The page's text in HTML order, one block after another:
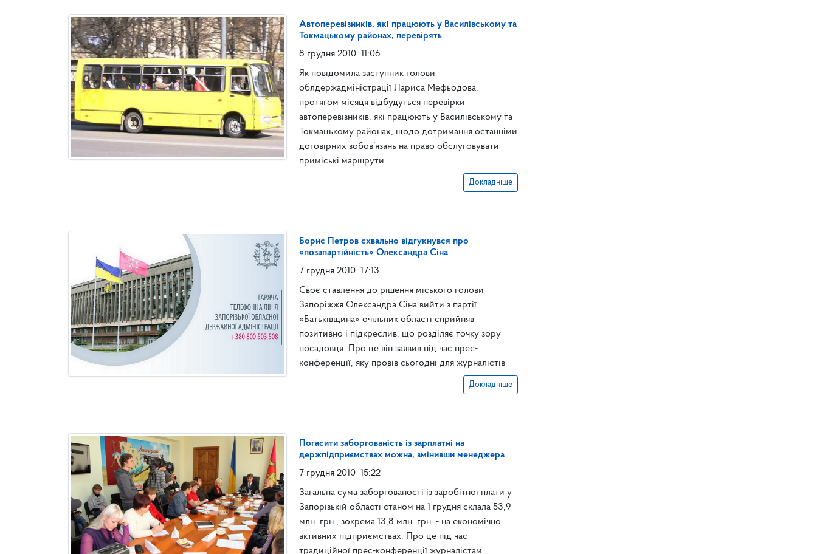
Автоперевізників, які працюють у Василівському та
Токмацькому районах, перевірять
8 грудня 2010 11:06
Як повідомила заступник голови
облдержадміністрації Лариса Мефьодова,
протягом місяця відбудуться перевірки
автоперевізників, які працюють у Василівському та
Токмацькому районах, щодо дотримання останніми
договірних зобов’язань на право обслуговувати
приміські маршрути
Докладніше
Борис Петров схвально відгукнувся про
«позапартійність» Олександра Сіна
7 грудня 2010 17:13
Своє ставлення до рішення міського голови
Запоріжжя Олександра Сіна вийти з партії
«Батьківщина» очільник області сприйняв
позитивно і підкреслив, що розділяє точку зору
посадовця. Про це він заявив під час прес-
конференції, яку провів сьогодні для журналістів
Докладніше
Погасити заборгованість із зарплатні на
держпідприємствах можна, змінивши менеджера
7 грудня 2010 15:22
Загальна сума заборгованості із заробітної плати у
Запорізькій області станом на 1 грудня склала 53,9
млн. грн., зокрема 13,8 млн. грн. - на економічно
активних підприємствах. Про це під час
традиційної прес-конференції журналістам